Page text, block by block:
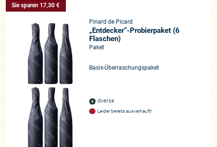
Sie sparen 17,30 €
Pinard de Picard
„Entdecker“-Probierpaket (6
Flaschen)
Paket
Basis-Überraschungspaket
diverse
Leider bereits ausverkauft!